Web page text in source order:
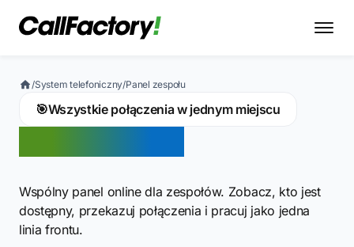
/System telefoniczny/Panel zespołu
🎯Wszystkie połączenia w jednym miejscu
Wspólny panel online dla zespołów. Zobacz, kto jest
dostępny, przekazuj połączenia i pracuj jako jedna
linia frontu.